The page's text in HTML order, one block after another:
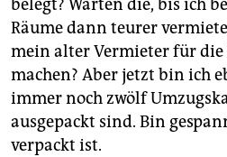
belegt? Warten die, bis ich
Räume dann teurer
mein alter Vermieter für die
machen? Aber jetzt bin ich
immer noch zwölf
ausgepackt sind. Bin
verpackt ist.